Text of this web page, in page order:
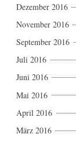
Dezember 2016
November 2016
September 2016
Juli 2016
Juni 2016
Mai 2016
April 2016
März 2016